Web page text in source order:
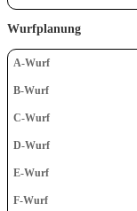
Wurfplanung
A-Wurf
B-Wurf
C-Wurf
D-Wurf
E-Wurf
F-Wurf